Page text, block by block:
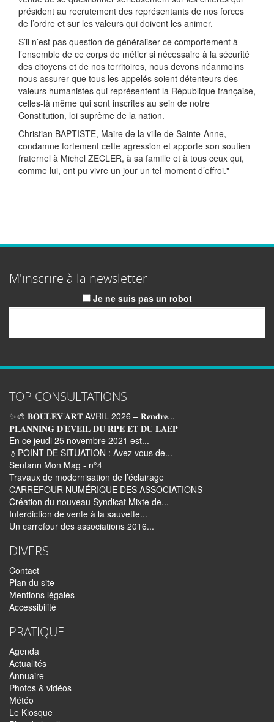
président au recrutement des représentants de nos forces
de l’ordre et sur les valeurs qui doivent les animer.
S’il n’est pas question de généraliser ce comportement à
l’ensemble de ce corps de métier si nécessaire à la sécurité
des citoyens et de nos territoires, nous devons néanmoins
nous assurer que tous les appelés soient détenteurs des
valeurs humanistes qui représentent la République française,
celles-là même qui sont inscrites au sein de notre
Constitution, loi suprême de la nation.
Christian BAPTISTE, Maire de la ville de Sainte-Anne,
condamne fortement cette agression et apporte son soutien
fraternel à Michel ZECLER, à sa famille et à tous ceux qui,
comme lui, ont pu vivre un jour un tel moment d’effroi."
M'inscrire à la newsletter
Je ne suis pas un robot
TOP CONSULTATIONS
✨🎨 𝐁𝐎𝐔𝐋𝐄𝐕’𝐀𝐑𝐓 AVRIL 2026 – 𝐑𝐞𝐧𝐝𝐫𝐞...
𝐏𝐋𝐀𝐍𝐍𝐈𝐍𝐆 𝐃’𝐄𝐕𝐄𝐈𝐋 𝐃𝐔 𝐑𝐏𝐄 𝐄𝐓 𝐃𝐔 𝐋𝐀𝐄𝐏
En ce jeudi 25 novembre 2021 est...
💧POINT DE SITUATION : Avez vous de...
Sentann Mon Mag - n°4
Travaux de modernisation de l’éclairage
CARREFOUR NUMÉRIQUE DES ASSOCIATIONS
Création du nouveau Syndicat Mixte de...
Interdiction de vente à la sauvette...
Un carrefour des associations 2016...
DIVERS
Contact
Plan du site
Mentions légales
Accessibilité
PRATIQUE
Agenda
Actualités
Annuaire
Photos & vidéos
Météo
Le Kiosque